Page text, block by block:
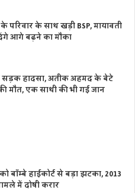
परिवार के साथ खड़ी BSP, मायावती
आगे बढ़ने का मौका
सड़क हादसा, अतीक अहमद के बेटे
मौत, एक साथी की भी गई जान
बॉम्बे हाईकोर्ट से बड़ा झटका, 2013
में दोषी करार